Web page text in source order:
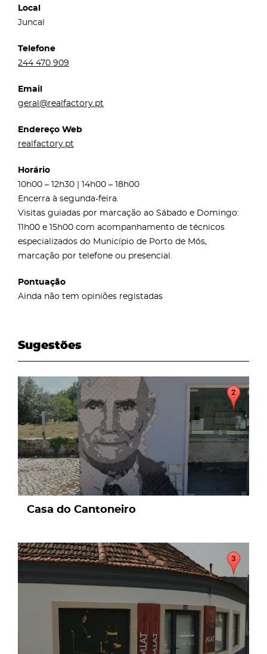
Local
Juncal
Telefone
244 470 909
Email
geral@realfactory.pt
Endereço Web
realfactory.pt
Horário
10h00 – 12h30 | 14h00 – 18h00
Encerra à segunda-feira.
Visitas guiadas por marcação ao Sábado e Domingo:
11h00 e 15h00 com acompanhamento de técnicos
especializados do Município de Porto de Mós,
marcação por telefone ou presencial.
Pontuação
Ainda não tem opiniões registadas
Sugestões
page
Casa do Cantoneiro
page